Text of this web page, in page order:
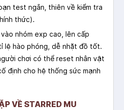
test ngắn, thiên về kiểm tra
thức).
nhóm exp cao, lên cấp
lệ hào phóng, dễ nhặt đồ tốt.
chơi có thể reset nhân vật
định cho hệ thống sức mạnh
VỀ STARRED MU